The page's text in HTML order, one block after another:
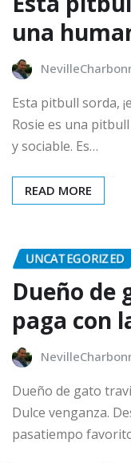
una
Esta pitbull sorda,
Rosie es una
y sociable. Es…
READ MORE
UNCATEGORIZED
Dueño de
paga con
Dueño de gato
Dulce venganza.
pasatiempo